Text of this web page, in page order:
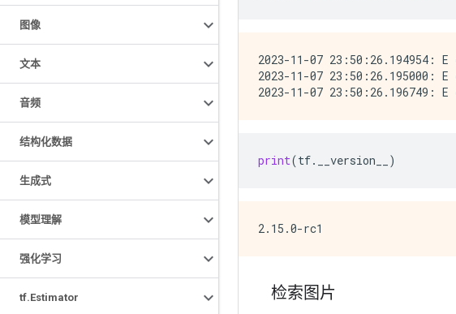
图像
文本
音频
结构化数据
生成式
模型理解
强化学习
tf.Estimator
2023-11-07 23:50:26.194954:
2023-11-07
print(tf. __version__ )
检索图片